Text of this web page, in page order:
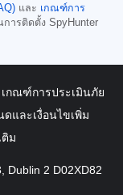
และ เกณฑ์การ
ารติดตั้ง SpyHunter
เกณฑ์การประเมินภัย
และเงื่อนไขเพิ่ม
ติม
2 D02XD82